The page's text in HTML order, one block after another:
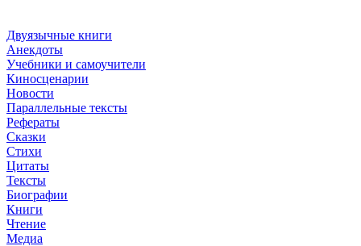
Двуязычные книги
Анекдоты
Учебники и самоучители
Киносценарии
Новости
Параллельные тексты
Рефераты
Сказки
Стихи
Цитаты
Тексты
Биографии
Книги
Чтение
Медиа